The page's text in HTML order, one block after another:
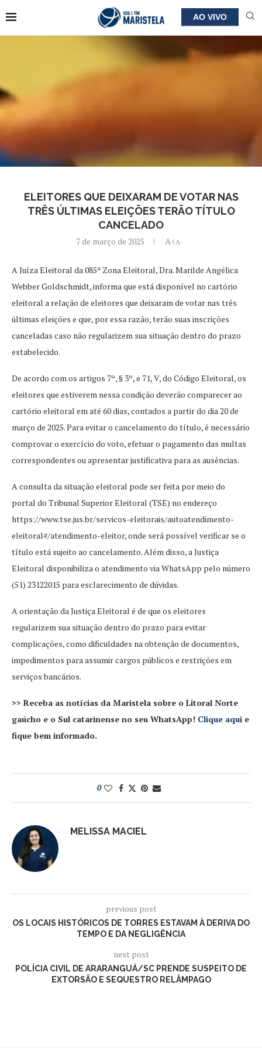
AO VIVO
ELEITORES QUE DEIXARAM DE VOTAR NAS
TRÊS ÚLTIMAS ELEIÇÕES TERÃO TÍTULO
CANCELADO
7 de março de 2025 A+A-
A Juíza Eleitoral da 085ª Zona Eleitoral, Dra. Marilde Angélica
Webber Goldschmidt, informa que está disponível no cartório
eleitoral a relação de eleitores que deixaram de votar nas três
últimas eleições e que, por essa razão, terão suas inscrições
canceladas caso não regularizem sua situação dentro do prazo
estabelecido.
De acordo com os artigos 7º, § 3º, e 71, V, do Código Eleitoral, os
eleitores que estiverem nessa condição deverão comparecer ao
cartório eleitoral em até 60 dias, contados a partir do dia 20 de
março de 2025. Para evitar o cancelamento do título, é necessário
comprovar o exercício do voto, efetuar o pagamento das multas
correspondentes ou apresentar justificativa para as ausências.
A consulta da situação eleitoral pode ser feita por meio do
portal do Tribunal Superior Eleitoral (TSE) no endereço
https://www.tse.jus.br/servicos-eleitorais/autoatendimento-
eleitoral#/atendimento-eleitor, onde será possível verificar se o
título está sujeito ao cancelamento. Além disso, a Justiça
Eleitoral disponibiliza o atendimento via WhatsApp pelo número
(51) 23122015 para esclarecimento de dúvidas.
A orientação da Justiça Eleitoral é de que os eleitores
regularizem sua situação dentro do prazo para evitar
complicações, como dificuldades na obtenção de documentos,
impedimentos para assumir cargos públicos e restrições em
serviços bancários.
>> Receba as notícias da Maristela sobre o Litoral Norte
gaúcho e o Sul catarinense no seu WhatsApp! Clique aqui e
fique bem informado.
0
MELISSA MACIEL
previous post
OS LOCAIS HISTÓRICOS DE TORRES ESTAVAM À DERIVA DO
TEMPO E DA NEGLIGÊNCIA
next post
POLÍCIA CIVIL DE ARARANGUÁ/SC PRENDE SUSPEITO DE
EXTORSÃO E SEQUESTRO RELÂMPAGO